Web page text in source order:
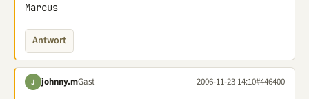
Marcus
Antwort
J johnny.mGast 2006-11-23 14:10#446400